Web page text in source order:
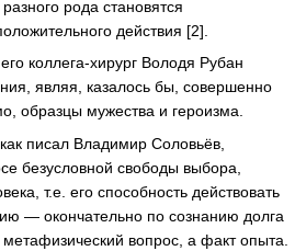
рода становятся
действия [2].
коллега-хирург Володя Рубан
являя, казалось бы, совершенно
образцы мужества и героизма.
писал Владимир Соловьёв,
безусловной свободы выбора,
т.е. его способность действовать
— окончательно по сознанию долга
вопрос, а факт опыта.